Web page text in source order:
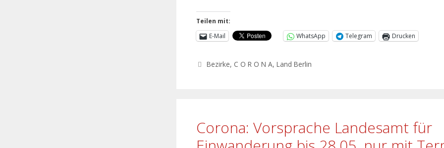
Teilen mit:
E-Mail
WhatsApp Telegram Drucken
Bezirke, C O R O N A,Land Berlin
Corona: Vorsprache Landesamt für